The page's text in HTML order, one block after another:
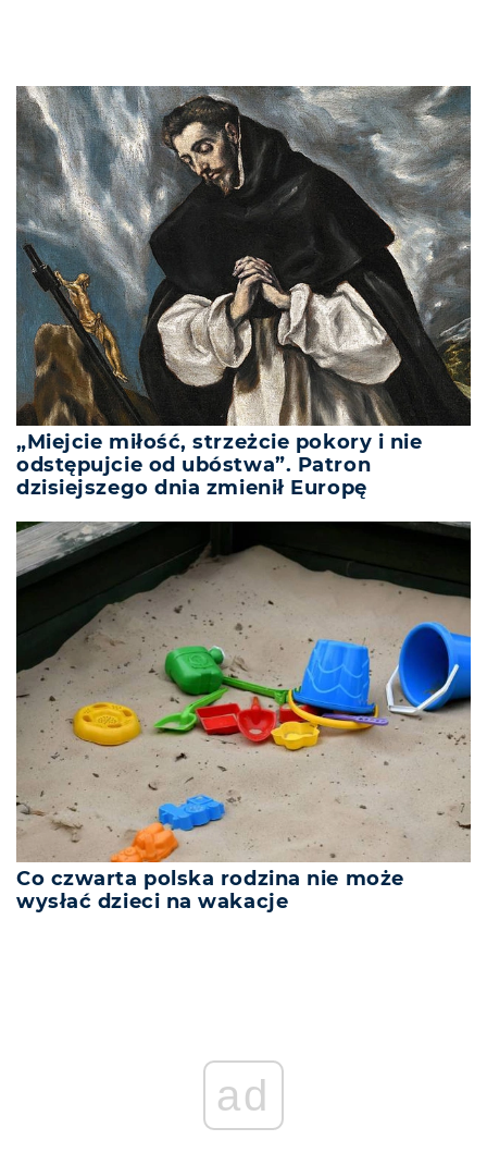
„Miejcie miłość, strzeżcie pokory i nie
odstępujcie od ubóstwa”. Patron
dzisiejszego dnia zmienił Europę
Co czwarta polska rodzina nie może
wysłać dzieci na wakacje
ad